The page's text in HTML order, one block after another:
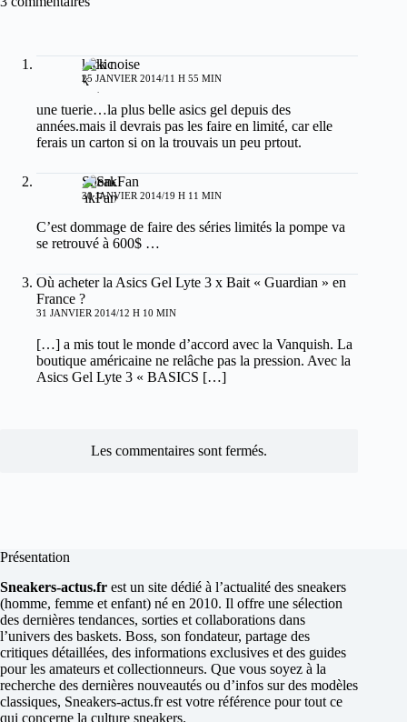
kick noise
25 JANVIER 2014/11 H 55 MIN
une tuerie…la plus belle asics gel depuis des
années.mais il devrais pas les faire en limité, car elle
ferais un carton si on la trouvais un peu prtout.
SneakFan
30 JANVIER 2014/19 H 11 MIN
C’est dommage de faire des séries limités la pompe va
se retrouvé à 600$ …
Où acheter la Asics Gel Lyte 3 x Bait « Guardian » en
France ?
31 JANVIER 2014/12 H 10 MIN
[…] a mis tout le monde d’accord avec la Vanquish. La
boutique américaine ne relâche pas la pression. Avec la
Asics Gel Lyte 3 « BASICS […]
Les commentaires sont fermés.
Présentation
Sneakers-actus.fr est un site dédié à l’actualité des sneakers
(homme, femme et enfant) né en 2010. Il offre une sélection
des dernières tendances, sorties et collaborations dans
l’univers des baskets. Boss, son fondateur, partage des
critiques détaillées, des informations exclusives et des guides
pour les amateurs et collectionneurs. Que vous soyez à la
recherche des dernières nouveautés ou d’infos sur des modèles
classiques, Sneakers-actus.fr est votre référence pour tout ce
qui concerne la culture sneakers.